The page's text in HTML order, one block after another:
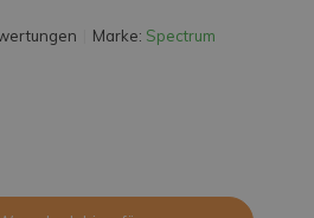
Marke: Spectrum